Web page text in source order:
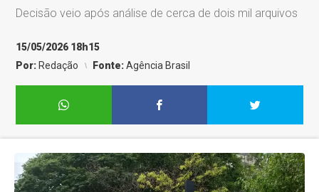
Decisão veio após análise de cerca de dois mil arquivos
15/05/2026 18h15
Por: Redação Fonte:Agência Brasil